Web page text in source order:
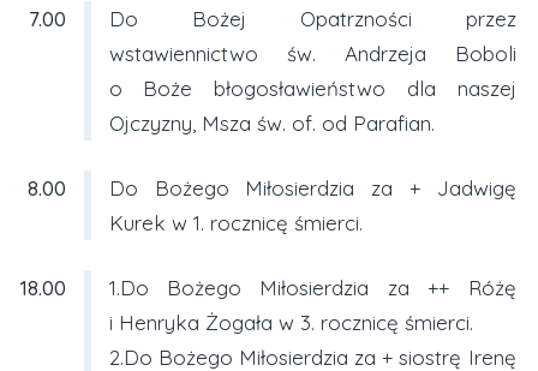
7.00
Do Bożej Opatrzności przez
wstawiennictwo św. Andrzeja Boboli
o Boże błogosławieństwo dla naszej
Ojczyzny, Msza św. of. od Parafian.
8.00
Do Bożego Miłosierdzia za + Jadwigę
Kurek w 1. rocznicę śmierci.
18.00
1.Do Bożego Miłosierdzia za ++ Różę
i Henryka Żogała w 3. rocznicę śmierci.
2.Do Bożego Miłosierdzia za + siostrę Irenę